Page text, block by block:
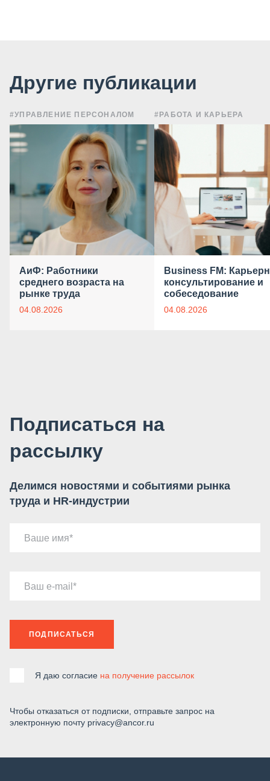
Другие публикации
#УПРАВЛЕНИЕ ПЕРСОНАЛОМ
АиФ: Работники
среднего возраста на
рынке труда
04.08.2026
#РАБОТА И КАРЬЕРА
Business FM:
консультирование и
собеседование
04.08.2026
Подписаться на
рассылку
Делимся новостями и событиями рынка
труда и HR-индустрии
Ваше имя
Ваш e-mail
ПОДПИСАТЬСЯ
Я даю согласие на получение рассылок
Чтобы отказаться от подписки, отправьте запрос на
электронную почту privacy@ancor.ru